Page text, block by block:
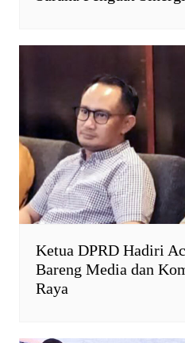
Ketua DPRD Hadiri
Bareng Media dan
Raya